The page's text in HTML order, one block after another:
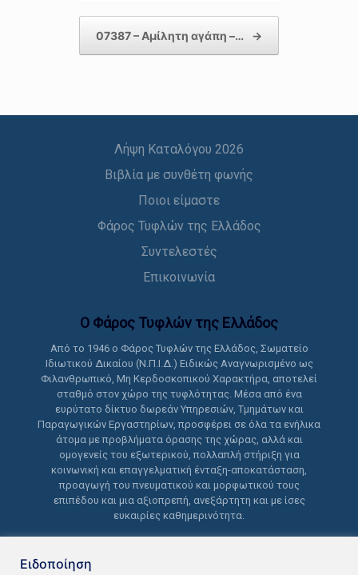
07387 – Αμίλητη αγάπη –… →
Λήψη Καταλόγου 2026
Βιβλία με συνθέτη φωνής
Ποιοι είμαστε
Φάρος Τυφλών της Ελλάδος
Συντελεστές
Επικοινωνία
Ο Φάρος Τυφλών της Ελλάδoς
Από το 1946 ο Φάρος Τυφλών της Ελλάδος, Σωματείο
Ιδιωτικού Δικαίου (Ν.Π.Ι.Δ.) Ειδικώς Αναγνωρισμένο ως
Φιλανθρωπικό, Μη Κερδοσκοπικού Χαρακτήρα, αποτελεί
σταθμό στον χώρο της τυφλότητας. Μέσα από ένα
ευρύτατο δίκτυο δωρεάν Υπηρεσιών, Τμημάτων και
Παραγωγικών Εργαστηρίων, προσφέρει σε όλα τα ενήλικα
άτομα με προβλήματα όρασης της χώρας, αλλά και
ομογενείς του εξωτερικού, πολλαπλή στήριξη για
κοινωνική και επαγγελματική ένταξη-αποκατάσταση,
προαγωγή του πνευματικού και μορφωτικού τους
επιπέδου και μια αξιοπρεπή, ανεξάρτητη και με ίσες
ευκαιρίες καθημερινότητα.
Ειδοποίηση